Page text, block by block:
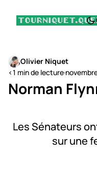
Olivier Niquet
<1 min de lecture·
Norman
Les Sénateurs
sur une